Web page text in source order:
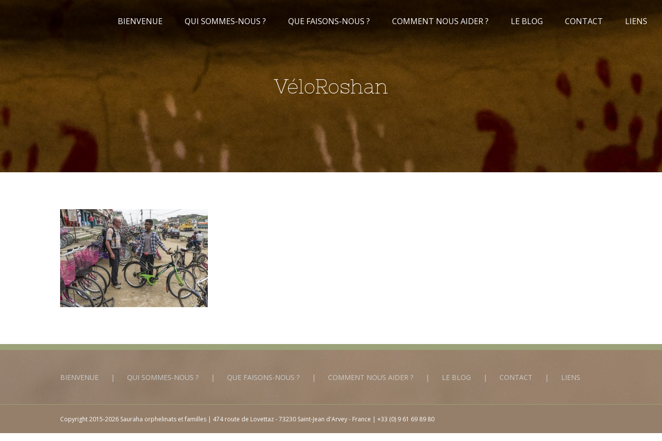
BIENVENUE QUI SOMMES-NOUS ? QUE FAISONS-NOUS ? COMMENT NOUS AIDER ? LE BLOG CONTACT LIENS
VéloRoshan
BIENVENUE QUI SOMMES-NOUS ? QUE FAISONS-NOUS ? COMMENT NOUS AIDER ? LE BLOG CONTACT LIENS
Copyright 2015-2026 Sauraha orphelinats et familles | 474 route de Lovettaz - 73230 Saint-Jean d'Arvey - France | +33 (0) 9 61 69 89 80